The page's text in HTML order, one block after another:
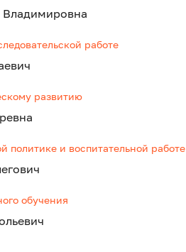
Владимировна
работе
развитию
политике и воспитательной работе
обучения